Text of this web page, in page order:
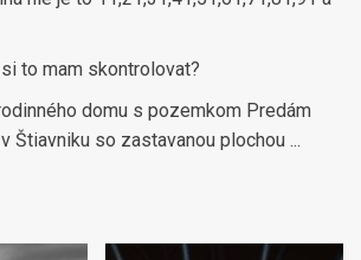
to mam skontrolovat?
domu s pozemkom Predám
Štiavniku so zastavanou plochou ...